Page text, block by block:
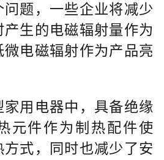
题，一些企业将减少
生的电磁辐射量作为
电磁辐射作为产品亮
用电器中，具备绝缘
元件作为制热配件使
方式，同时也减少了安